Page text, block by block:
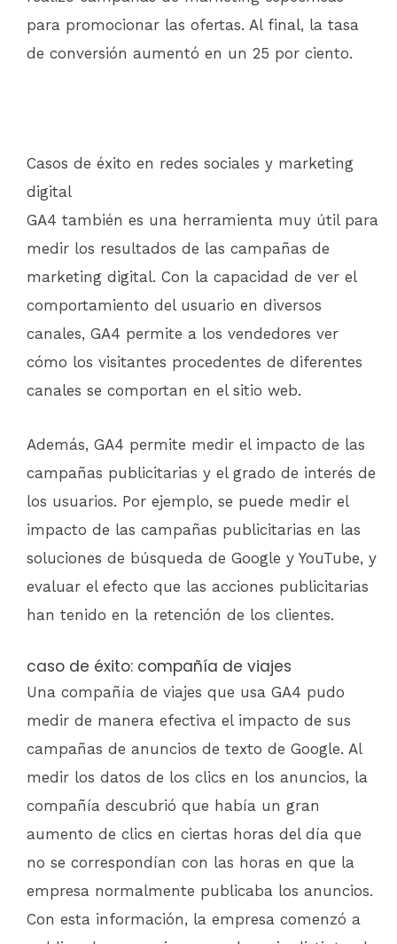
para promocionar las ofertas. Al final, la tasa
de conversión aumentó en un 25 por ciento.
Casos de éxito en redes sociales y marketing
digital
GA4 también es una herramienta muy útil para
medir los resultados de las campañas de
marketing digital. Con la capacidad de ver el
comportamiento del usuario en diversos
canales, GA4 permite a los vendedores ver
cómo los visitantes procedentes de diferentes
canales se comportan en el sitio web.
Además, GA4 permite medir el impacto de las
campañas publicitarias y el grado de interés de
los usuarios. Por ejemplo, se puede medir el
impacto de las campañas publicitarias en las
soluciones de búsqueda de Google y YouTube, y
evaluar el efecto que las acciones publicitarias
han tenido en la retención de los clientes.
caso de éxito: compañía de viajes
Una compañía de viajes que usa GA4 pudo
medir de manera efectiva el impacto de sus
campañas de anuncios de texto de Google. Al
medir los datos de los clics en los anuncios, la
compañía descubrió que había un gran
aumento de clics en ciertas horas del día que
no se correspondían con las horas en que la
empresa normalmente publicaba los anuncios.
Con esta información, la empresa comenzó a